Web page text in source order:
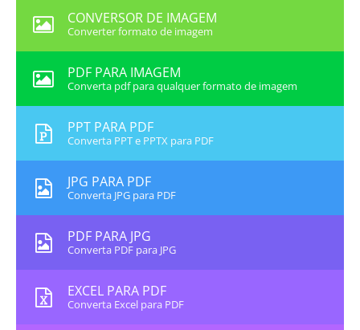
CONVERSOR DE IMAGEM
Converter formato de imagem
PDF PARA IMAGEM
Converta pdf para qualquer formato de imagem
PPT PARA PDF
Converta PPT e PPTX para PDF
JPG PARA PDF
Converta JPG para PDF
PDF PARA JPG
Converta PDF para JPG
EXCEL PARA PDF
Converta Excel para PDF